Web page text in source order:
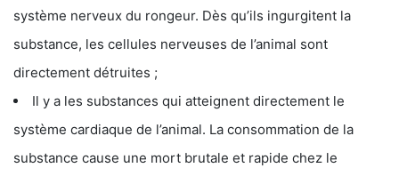
système nerveux du rongeur. Dès qu’ils ingurgitent la
substance, les cellules nerveuses de l’animal sont
directement détruites ;
Il y a les substances qui atteignent directement le
système cardiaque de l’animal. La consommation de la
substance cause une mort brutale et rapide chez le